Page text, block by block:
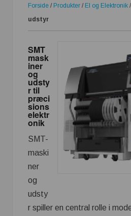
Forside / Produkter / El og Elektronik /
udstyr
SMT
mask
iner
og
udsty
r til
præci
sions
elektr
onik
SMT-
maski
ner
og
udsty
r spiller en central rolle i